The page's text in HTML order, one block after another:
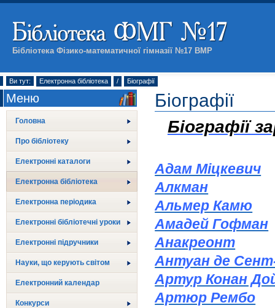
Бібліотека Фізико-математичної гімназії №17 ВМР
Ви тут: Електронна бібліотека / Біографії
Меню
Головна
Про бібліотеку
Електронні каталоги
Електронна бібліотека
Електронна періодика
Електронні бібліотечні уроки
Електронні підручники
Науки, що керують світом
Електронний календар
Конкурси
Біографії
Біографії
Адам Міцкевич
Алкман
Альмер Камю
Амадей Гофман
Анакреонт
Антуан де
Артур Конан
Артюр Рембо